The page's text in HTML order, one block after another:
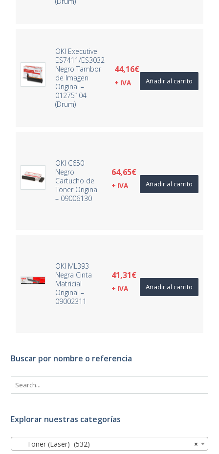
OKI Executive
ES7411/ES3032
Negro Tambor
de Imagen
Original –
01275104
(Drum)
44,16€
+ IVA Añadir al carrito
OKI C650
Negro
Cartucho de
Toner Original
– 09006130
64,65€
+ IVA Añadir al carrito
OKI ML393
Negra Cinta
Matricial
Original –
09002311
41,31€
+ IVA Añadir al carrito
Buscar por nombre o referencia
Explorar nuestras categorías
×
Toner (Laser) (532)